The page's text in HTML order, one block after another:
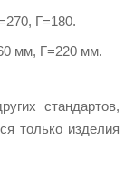
Г=180.
мм, Г=220 мм.
стандартов,
только изделия